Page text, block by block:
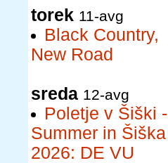
torek 11-avg
Black Country,
New Road
sreda 12-avg
Poletje v Šiški -
Summer in Šiška
2026: DE VU